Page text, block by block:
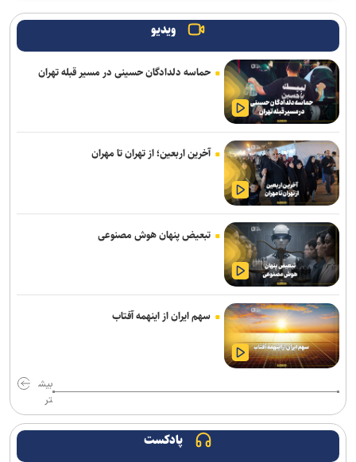
اعلام نتایج اولیه آزمون ارشد ۱۴۰۵ تا اواخر مرداد
امروز؛ آخرین مهلت نام‌نویسی در آزمون «ارزیابی علمی دانشجویان
پزشکی، دندانپزشکی و داروسازی خارج از کشور»
فراخوان دومین جشنواره انیمیشن کوتاه دانشجویی پویان منتشر شد/
مهلت ارسال آثار تا ۳۰ مهر ۱۴۰۵
از اقتصاد توجه تا مهندسی ادراک؛ چگونه حاشیه، جای حقیقت اربعین را
می‌گیرد؟
عزاداری هیئت‌های دانشجویی در جوار محل شهادت رهبر شهید انقلاب
اسلامی
نیروهای مسلح ایران ابهت پوشالی ابرقدرت‌ها را در هم شکستند
آغاز فعالیت کارگروه‌های تخصصی برای تدوین برنامه راهبردی دانشگاه
صنعتی امیرکبیر
تأکید سرپرست دانشگاه فرهنگیان بر حکمرانی مشارکتی و همکاری‌های
استانی با دانشگاه پیام نور
اربعین تجلی قدرت هویت‌بخش تمدن اسلامی و دست نصرت الهی در
ویدیو
حماسه دلدادگان حسینی در مسیر قبله تهران
آخرین اربعین؛ از تهران تا مهران
تبعیض پنهان هوش مصنوعی
سهم ایران از اینهمه آفتاب
بیش
تر
پادکست